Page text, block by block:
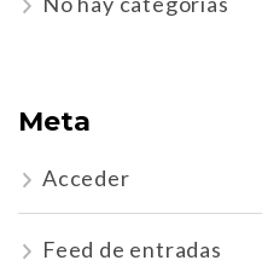
Meta
Acceder
Feed de entradas